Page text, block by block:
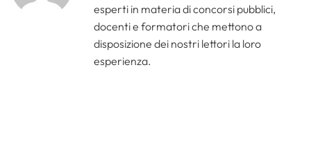
esperti in materia di concorsi pubblici,
docenti e formatori che mettono a
disposizione dei nostri lettori la loro
esperienza.